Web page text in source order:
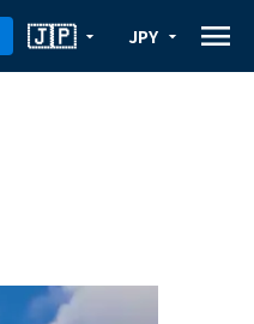
arrow_drop_down
🇯🇵 arrow_drop_down
JPY menu